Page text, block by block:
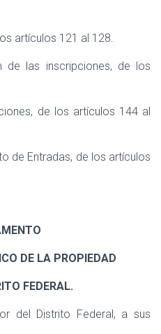
artículos 121 al 128.
de las inscripciones, de los
de los artículos 144 al
de Entradas, de los artículos
DE LA PROPIEDAD
FEDERAL.
del Distrito Federal, a sus